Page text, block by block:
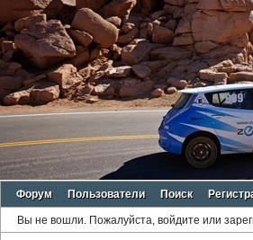
Форум Пользователи Поиск
Вы не вошли. Пожалуйста, войдите или